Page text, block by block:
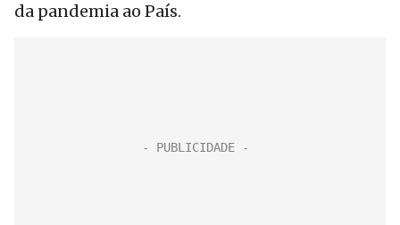
da pandemia ao País.